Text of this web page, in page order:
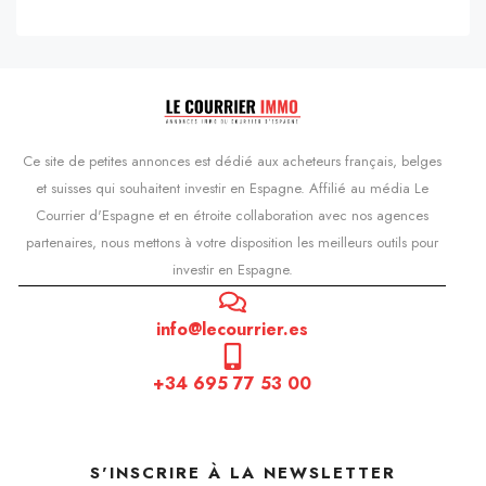
Ce site de petites annonces est dédié aux acheteurs français, belges
et suisses qui souhaitent investir en Espagne. Affilié au média Le
Courrier d'Espagne et en étroite collaboration avec nos agences
partenaires, nous mettons à votre disposition les meilleurs outils pour
investir en Espagne.
info@lecourrier.es
+34 695 77 53 00
S'INSCRIRE À LA NEWSLETTER